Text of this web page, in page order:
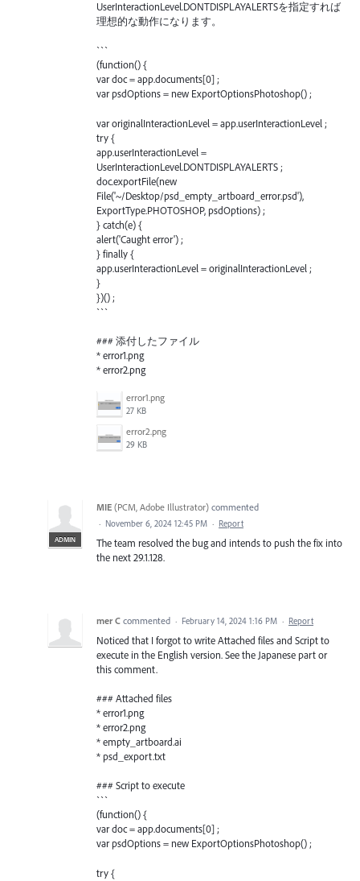
UserInteractionLevel.DONTDISPLAYALERTSを指定すれば
理想的な動作になります。
```
(function() {
var doc = app.documents[0] ;
var psdOptions = new ExportOptionsPhotoshop() ;
var originalInteractionLevel = app.userInteractionLevel ;
try {
app.userInteractionLevel =
UserInteractionLevel.DONTDISPLAYALERTS ;
doc.exportFile(new
File('~/Desktop/psd_empty_artboard_error.psd'),
ExportType.PHOTOSHOP, psdOptions) ;
} catch(e) {
alert('Caught error') ;
} finally {
app.userInteractionLevel = originalInteractionLevel ;
}
})() ;
```
### 添付したファイル
* error1.png
* error2.png
error1.png
27 KB
error2.png
29 KB
ADMIN
MIE (PCM, Adobe Illustrator) commented
· November 6, 2024 12:45 PM · Report
The team resolved the bug and intends to push the fix into
the next 29.1.128.
mer C commented · February 14, 2024 1:16 PM · Report
Noticed that I forgot to write Attached files and Script to
execute in the English version. See the Japanese part or
this comment.
### Attached files
* error1.png
* error2.png
* empty_artboard.ai
* psd_export.txt
### Script to execute
```
(function() {
var doc = app.documents[0] ;
var psdOptions = new ExportOptionsPhotoshop() ;
try {